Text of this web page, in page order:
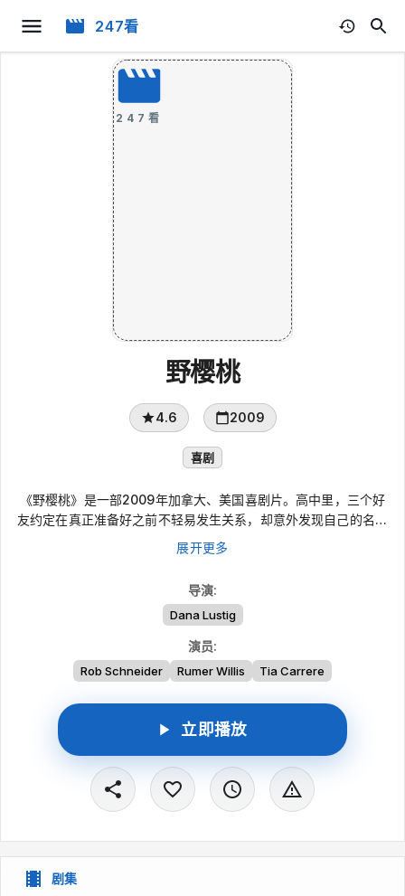
247看
247看
野樱桃
4.6 2009
喜剧
《野樱桃》是一部2009年加拿大、美国喜剧片。高中里，三个好
友约定在真正准备好之前不轻易发生关系，却意外发现自己的名字
被写进校园里流传的“名单簿”，还被拿来和橄榄球队员配对。面对
男生们自以为是的游戏，她们决定反击，用一连串恶作剧和尴尬局
展开更多
导演:
Dana Lustig
演员:
Rob Schneider Rumer Willis Tia Carrere
立即播放
剧集